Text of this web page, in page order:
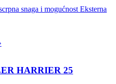
snaga i mogućnost Eksterna
HARRIER 25